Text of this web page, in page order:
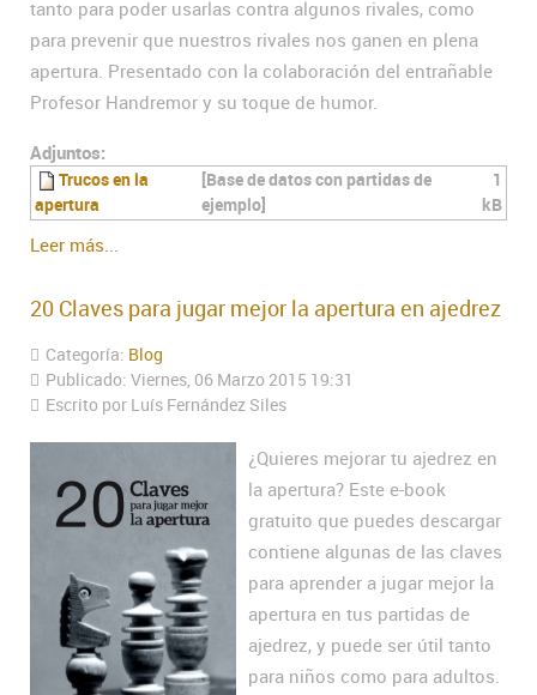
tanto para poder usarlas contra algunos rivales, como
para prevenir que nuestros rivales nos ganen en plena
apertura. Presentado con la colaboración del entrañable
Profesor Handremor y su toque de humor.
Adjuntos:
Trucos en la
apertura
[Base de datos con partidas de
ejemplo]
1
kB
Leer más...
20 Claves para jugar mejor la apertura en ajedrez
Categoría: Blog
Publicado: Viernes, 06 Marzo 2015 19:31
Escrito por Luís Fernández Siles
¿Quieres mejorar tu ajedrez en
la apertura? Este e-book
gratuito que puedes descargar
contiene algunas de las claves
para aprender a jugar mejor la
apertura en tus partidas de
ajedrez, y puede ser útil tanto
para niños como para adultos.